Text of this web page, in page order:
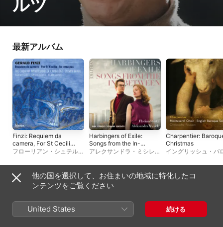
ルツ
最新アルバム
Finzi: Requiem da
camera, For St Cecilia
& In terra pax
フローリアン・シュテル
ン、ヒラリー・クローニ
ン、
スティーヴン・グラー
ル、
トリニティ・カレッジ
混声合唱団
Harbingers of Exile:
Songs from the In-
Between
アレクサンドラ・ミシレ
ルツ
Charpentier:
Christmas
イングリッシュ・バ
ェルディ合唱団、ク
フ・ルセ
同じタイプのアーティスト
他の国を選択して、お住まいの地域に特化したコ
ンテンツをご覧ください
United States 続ける